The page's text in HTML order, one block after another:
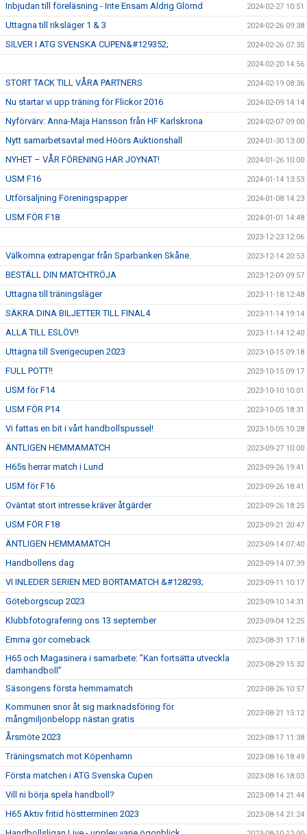
Inbjudan till föreläsning - Inte Ensam Aldrig Glömd 2024-02-27 10:51
Uttagna till riksläger 1 & 3 2024-02-26 09:38
SILVER I ATG SVENSKA CUPEN&#129352; 2024-02-26 07:35
2024-02-20 14:56
STORT TACK TILL VÅRA PARTNERS 2024-02-19 08:36
Nu startar vi upp träning för Flickor 2016 2024-02-09 14:14
Nyförvärv: Anna-Maja Hansson från HF Karlskrona 2024-02-07 09:00
Nytt samarbetsavtal med Höörs Auktionshall 2024-01-30 13:00
NYHET – VÅR FÖRENING HAR JOYNAT! 2024-01-26 10:00
USM F16 2024-01-14 13:53
Utförsäljning Föreningspapper 2024-01-08 14:23
USM FÖR F18 2024-01-01 14:48
2023-12-23 12:06
Välkomna extrapengar från Sparbanken Skåne. 2023-12-14 20:53
BESTÄLL DIN MATCHTRÖJA 2023-12-09 09:57
Uttagna till träningsläger 2023-11-18 12:48
SÄKRA DINA BILJETTER TILL FINAL4 2023-11-14 19:14
ALLA TILL ESLÖV!! 2023-11-14 12:40
Uttagna till Sverigecupen 2023 2023-10-15 09:18
FULL POTT!! 2023-10-15 09:17
USM för F14 2023-10-10 10:01
USM FÖR P14 2023-10-05 18:31
Vi fattas en bit i vårt handbollspussel! 2023-10-05 10:28
ÄNTLIGEN HEMMAMATCH 2023-09-27 10:00
H65s herrar match i Lund 2023-09-26 19:41
USM för F16 2023-09-26 18:41
Oväntat stort intresse kräver åtgärder 2023-09-26 18:25
USM FÖR F18 2023-09-21 20:47
ÄNTLIGEN HEMMAMATCH 2023-09-14 07:40
Handbollens dag 2023-09-14 07:39
VI INLEDER SERIEN MED BORTAMATCH &#128293; 2023-09-11 10:17
Göteborgscup 2023 2023-09-10 14:31
Klubbfotografering ons 13 september 2023-09-04 12:25
Emma gör comeback 2023-08-31 17:18
H65 och Magasinera i samarbete: ”Kan fortsätta utveckla
damhandboll”
2023-08-29 15:32
Säsongens första hemmamatch 2023-08-26 10:57
Kommunen snor åt sig marknadsföring för
mångmiljonbelopp nästan gratis
2023-08-21 15:12
Årsmöte 2023 2023-08-17 11:38
Träningsmatch mot Köpenhamn 2023-08-16 18:49
Första matchen i ATG Svenska Cupen 2023-08-16 18:03
Vill ni börja spela handboll? 2023-08-14 21:44
H65 Aktiv fritid höstterminen 2023 2023-08-14 21:24